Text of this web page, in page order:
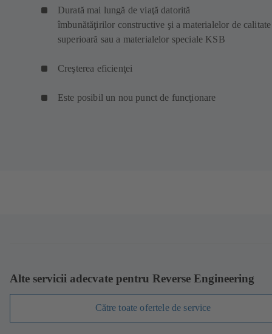
Durată mai lungă de viaţă datorită
îmbunătăţirilor constructive şi a materialelor de calitate
superioară sau a materialelor speciale KSB
Creşterea eficienţei
Este posibil un nou punct de funcţionare
Alte servicii adecvate pentru Reverse Engineering
Către toate ofertele de service